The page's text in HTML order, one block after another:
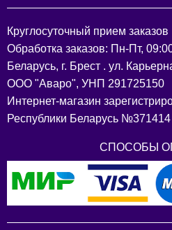
Круглосуточный прием заказов
Обработка заказов: Пн-Пт,
Беларусь, г. Брест . ул.
ООО "Аваро", УНП 291725150
Интернет-магазин
Республики Беларусь №371414
СПОСОБЫ